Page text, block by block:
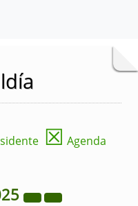
☒ Agenda